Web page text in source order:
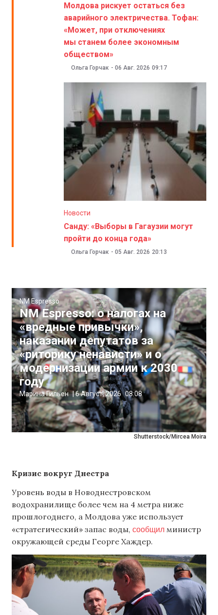
Молдова рискует остаться без
аварийного электричества. Тофан:
«Может, при отключениях
мы станем более экономным
обществом»
Ольга Горчак - 06 Авг. 2026 09:17
Новости
Санду: «Выборы в Гагаузии могут
пройти до конца года»
Ольга Горчак - 05 Авг. 2026 20:13
Shutterstock/Mircea Moira
NM Espresso
NM Espresso: о налогах на
«вредные привычки»,
наказании депутатов за
«риторику ненависти» и о
модернизации армии к 2030
году
Марина Гильен |6 Август, 2026 08:08
Кризис вокруг Днестра
Уровень воды в Новоднестровском
водохранилище более чем на 4 метра ниже
прошлогоднего, а Молдова уже использует
«стратегический» запас воды, сообщил министр
окружающей среды Георге Хаждер.